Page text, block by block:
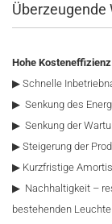
Hohe
▶ Schnelle
▶ Senkung des
▶ Senkung der
▶ Steigerung der
▶ Kurzfristige
▶ Nachhaltigkeit –
bestehenden